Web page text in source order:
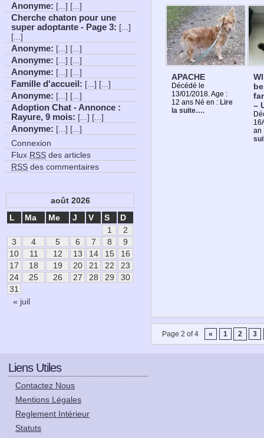
APACHE
Décédé le
13/01/2018. Age :
12 ans Né en : Lire
la suite….
–
an
Page 2 of 4 « 1 2 3
Anonyme: [...] [...]
Cherche chaton pour une
super adoptante - Page 3: [...]
[...]
Anonyme: [...] [...]
Anonyme: [...] [...]
Anonyme: [...] [...]
Famille d'accueil : [...] [...]
Anonyme: [...] [...]
Adoption Chat - Annonce :
Rayure, 9 mois: [...] [...]
Anonyme: [...] [...]
Connexion
Flux RSS des articles
RSS des commentaires
août 2026
L
Ma Me J V S D
« juil
1
2
3
4 5 6 7 8
9
10
11 12 13 14 15
16
17
18 19 20 21 22
23
24
25 26 27 28 29
30
31
Liens Utiles
Contactez Nous
Mentions Légales
Reglement Intérieur
Statuts